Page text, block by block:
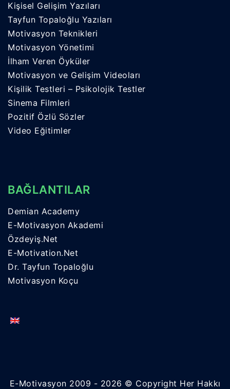
Kişisel Gelişim Yazıları
Tayfun Topaloğlu Yazıları
Motivasyon Teknikleri
Motivasyon Yönetimi
İlham Veren Öyküler
Motivasyon ve Gelişim Videoları
Kişilik Testleri – Psikolojik Testler
Sinema Filmleri
Pozitif Özlü Sözler
Video Eğitimler
BAĞLANTILAR
Demian Academy
E-Motivasyon Akademi
Özdeyiş.Net
E-Motivation.Net
Dr. Tayfun Topaloğlu
Motivasyon Koçu
E-Motivasyon 2009 - 2026 © Copyright Her Hakkı